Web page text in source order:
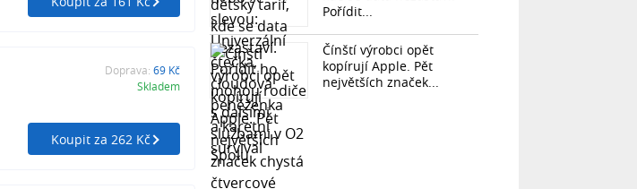
Doprava: 69 Kč
Skladem
Koupit za 262 Kč
Pořídit...
Čínští výrobci opět
kopírují Apple. Pět
největších značek...